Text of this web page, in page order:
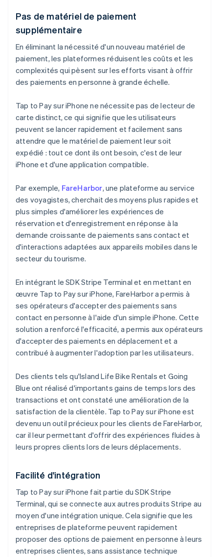
Pas de matériel de paiement
supplémentaire
En éliminant la nécessité d'un nouveau matériel de
paiement, les plateformes réduisent les coûts et les
complexités qui pèsent sur les efforts visant à offrir
des paiements en personne à grande échelle.
Tap to Pay sur iPhone ne nécessite pas de lecteur de
carte distinct, ce qui signifie que les utilisateurs
peuvent se lancer rapidement et facilement sans
attendre que le matériel de paiement leur soit
expédié : tout ce dont ils ont besoin, c'est de leur
iPhone et d'une application compatible.
Par exemple, FareHarbor, une plateforme au service
des voyagistes, cherchait des moyens plus rapides et
plus simples d'améliorer les expériences de
réservation et d'enregistrement en réponse à la
demande croissante de paiements sans contact et
d'interactions adaptées aux appareils mobiles dans le
secteur du tourisme.
En intégrant le SDK Stripe Terminal et en mettant en
œuvre Tap to Pay sur iPhone, FareHarbor a permis à
ses opérateurs d'accepter des paiements sans
contact en personne à l'aide d'un simple iPhone. Cette
solution a renforcé l'efficacité, a permis aux opérateurs
d'accepter des paiements en déplacement et a
contribué à augmenter l'adoption par les utilisateurs.
Des clients tels qu'Island Life Bike Rentals et Going
Blue ont réalisé d'importants gains de temps lors des
transactions et ont constaté une amélioration de la
satisfaction de la clientèle. Tap to Pay sur iPhone est
devenu un outil précieux pour les clients de FareHarbor,
car il leur permettant d'offrir des expériences fluides à
leurs propres clients lors de leurs déplacements.
Facilité d'intégration
Tap to Pay sur iPhone fait partie du SDK Stripe
Terminal, qui se connecte aux autres produits Stripe au
moyen d'une intégration unique. Cela signifie que les
entreprises de plateforme peuvent rapidement
proposer des options de paiement en personne à leurs
entreprises clientes, sans assistance technique